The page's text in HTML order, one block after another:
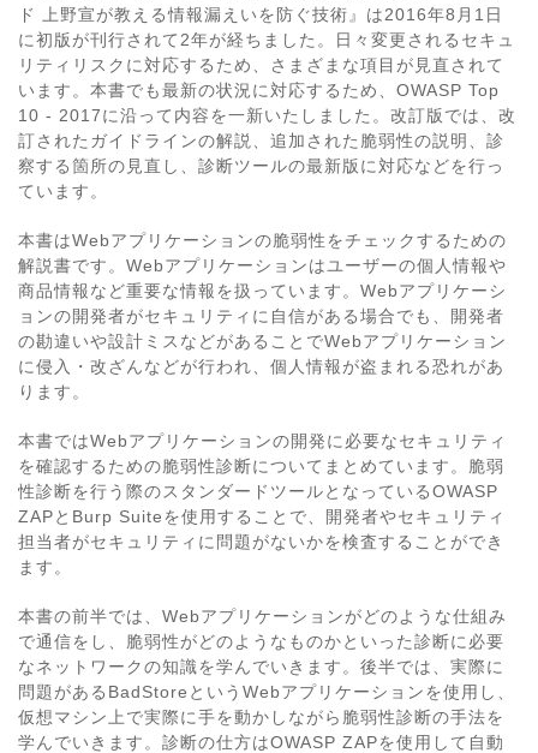
ド 上野宣が教える情報漏えいを防ぐ技術』は2016年8月1日
に初版が刊行されて2年が経ちました。日々変更されるセキュ
リティリスクに対応するため、さまざまな項目が見直されて
います。本書でも最新の状況に対応するため、OWASP Top
10 - 2017に沿って内容を一新いたしました。改訂版では、改
訂されたガイドラインの解説、追加された脆弱性の説明、診
察する箇所の見直し、診断ツールの最新版に対応などを行っ
ています。
本書はWebアプリケーションの脆弱性をチェックするための
解説書です。Webアプリケーションはユーザーの個人情報や
商品情報など重要な情報を扱っています。Webアプリケーシ
ョンの開発者がセキュリティに自信がある場合でも、開発者
の勘違いや設計ミスなどがあることでWebアプリケーション
に侵入・改ざんなどが行われ、個人情報が盗まれる恐れがあ
ります。
本書ではWebアプリケーションの開発に必要なセキュリティ
を確認するための脆弱性診断についてまとめています。脆弱
性診断を行う際のスタンダードツールとなっているOWASP
ZAPとBurp Suiteを使用することで、開発者やセキュリティ
担当者がセキュリティに問題がないかを検査することができ
ます。
本書の前半では、Webアプリケーションがどのような仕組み
で通信をし、脆弱性がどのようなものかといった診断に必要
なネットワークの知識を学んでいきます。後半では、実際に
問題があるBadStoreというWebアプリケーションを使用し、
仮想マシン上で実際に手を動かしながら脆弱性診断の手法を
学んでいきます。診断の仕方はOWASP ZAPを使用して自動